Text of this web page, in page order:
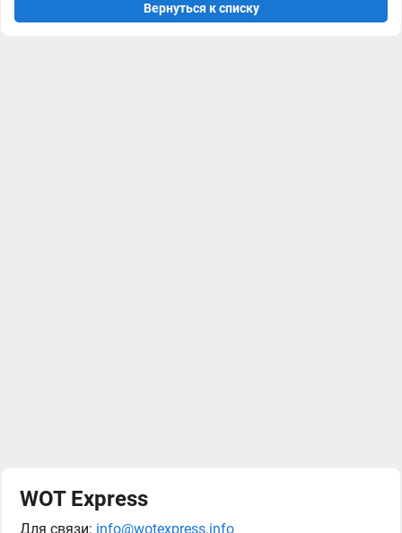
Вернуться к списку
WOT Express
Для связи: info@wotexpress.info